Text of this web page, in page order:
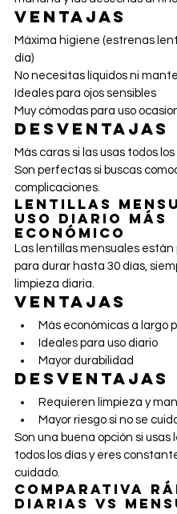
Ventajas
Máxima higiene (estrenas
día)
No necesitas líquidos ni
Ideales para ojos sensibles
Muy cómodas para uso
Desventajas
Más caras si las usas todos
Son perfectas si buscas
complicaciones.
Lentillas
uso diario más
económico
Las lentillas mensuales
para durar hasta 30 días,
limpieza diaria.
Ventajas
Más económicas a largo
Ideales para uso diario
Mayor durabilidad
Desventajas
Requieren limpieza y
Mayor riesgo si no se
Son una buena opción si usas
todos los días y eres
cuidado.
Comparativa
diarias vs